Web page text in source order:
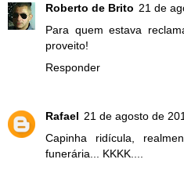
Roberto de Brito 21 de
Para quem estava
proveito!
Responder
Rafael 21 de agosto de
Capinha ridícula,
funerária... KKKK....